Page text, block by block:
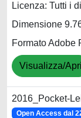
Licenza: Tutti i
Dimensione
Formato Adobe
Visualizza/Apri
2016_Pocket-
Open Access dal